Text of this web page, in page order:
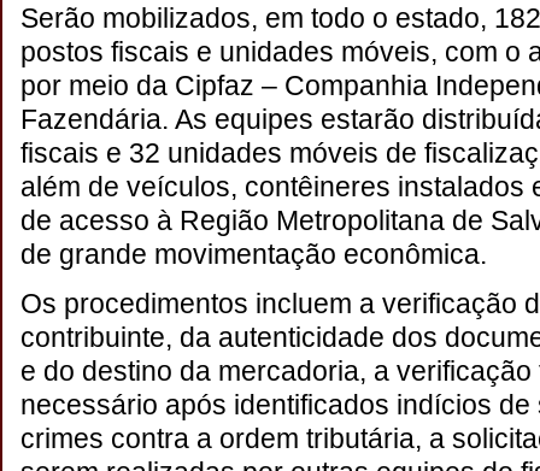
Serão mobilizados, em todo o estado,
postos fiscais e unidades móveis, com o
por meio da Cipfaz – Companhia
Fazendária. As equipes estarão
fiscais e 32 unidades móveis de
além de veículos, contêineres instalados
de acesso à Região Metropolitana de
de grande movimentação econômica.
Os procedimentos incluem a verificação
contribuinte, da autenticidade dos
e do destino da mercadoria, a
necessário após identificados indícios
crimes contra a ordem tributária, a